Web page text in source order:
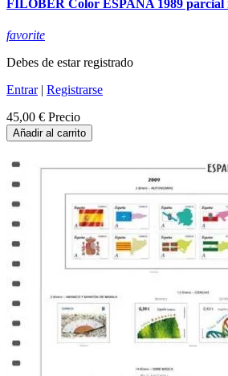
FILOBER Color ESPAÑA 1989 parcial
favorite
Debes de estar registrado
Entrar| Registrarse
45,00 € Precio
Añadir al carrito